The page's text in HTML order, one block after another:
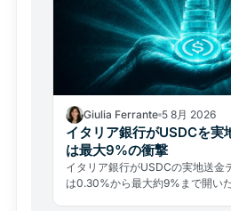
Giulia Ferrante 5 8月 2026
イタリア銀行がUSDCを実
は最大9%の衝撃
イタリア銀行がUSDCの実地送金
は0.30%から最大約9%まで開い